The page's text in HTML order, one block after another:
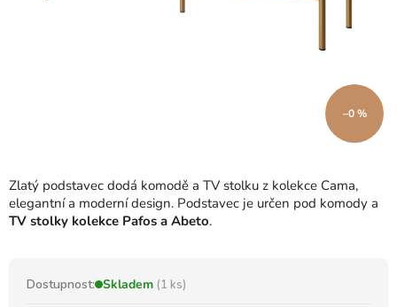
Zlatý podstavec dodá komodě a TV stolku z kolekce Cama,
elegantní a moderní design. Podstavec je určen pod komody a
TV stolky kolekce Pafos a Abeto.
Dostupnost: Skladem (1 ks)
–0 %